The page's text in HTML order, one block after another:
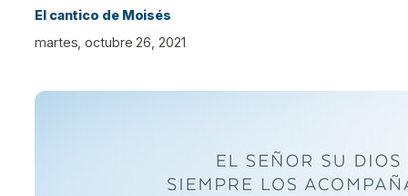
El cantico de Moisés
martes, octubre 26, 2021